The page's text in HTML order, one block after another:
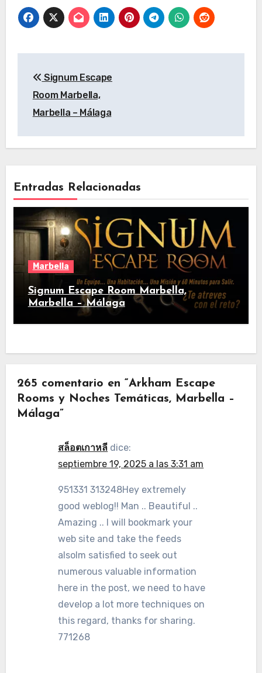
de
entradas
Signum Escape
Room Marbella,
Marbella – Málaga
Entradas Relacionadas
Marbella
Signum Escape Room Marbella,
Marbella – Málaga
265 comentario en “Arkham Escape
Rooms y Noches Temáticas, Marbella –
Málaga”
สล็อตเกาหลี dice:
septiembre 19, 2025 a las 3:31 am
951331 313248Hey extremely
good weblog!! Man .. Beautiful ..
Amazing .. I will bookmark your
web site and take the feeds
alsoIm satisfied to seek out
numerous valuable information
here in the post, we need to have
develop a lot more techniques on
this regard, thanks for sharing.
771268